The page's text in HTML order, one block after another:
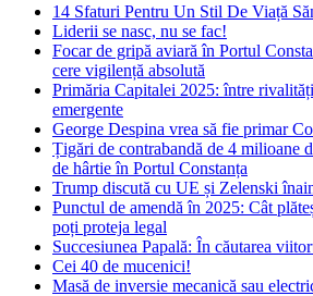
14 Sfaturi Pentru Un Stil De Viață
Liderii se nasc, nu se fac!
Focar de gripă aviară în Portul
cere vigilență absolută
Primăria Capitalei 2025: între
emergente
George Despina vrea să fie primar
Țigări de contrabandă de 4 milioane
de hârtie în Portul Constanța
Trump discută cu UE și Zelenski
Punctul de amendă în 2025: Cât
poți proteja legal
Succesiunea Papală: În căutarea
Cei 40 de mucenici!
Masă de inversie mecanică sau